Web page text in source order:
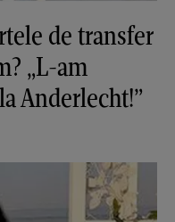
de transfer
„L-am
Anderlecht!”